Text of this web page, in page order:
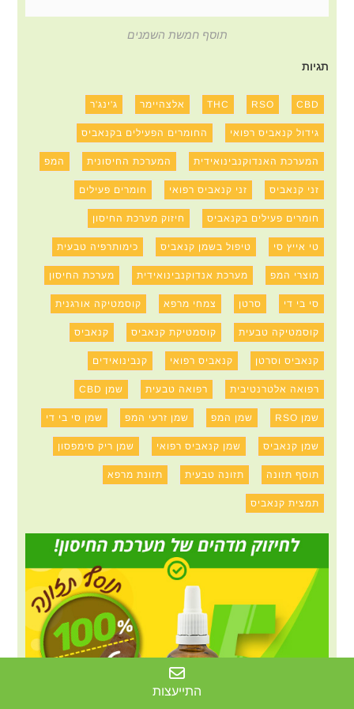
תוסף חמשת השמנים
תגיות
CBD
RSO
THC אלצהיימר ג'ינג'ר
גידול קנאביס רפואי החומרים הפעילים בקנאביס
המערכת האנדוקנבינואידית המערכת החיסונית המפ
זני קנאביס זני קנאביס רפואי חומרים פעילים
חומרים פעילים בקנאביס חיזוק מערכת החיסון
טי אייץ סי טיפול בשמן קנאביס כימותרפיה טבעית
מוצרי המפ מערכת אנדוקנבינואידית מערכת החיסון
סי בי די סרטן צמחי מרפא קוסמטיקה אורגנית
קוסמטיקה טבעית קוסמטיקת קנאביס קנאביס
קנאביס וסרטן קנאביס רפואי קנבינואידים
רפואה אלטרנטיבית רפואה טבעית שמן CBD
שמן RSO שמן המפ שמן זרעי המפ שמן סי בי די
שמן קנאביס שמן קנאביס רפואי שמן ריק סימפסון
תוסף תזונה תזונה טבעית תזונת מרפא
תמצית קנאביס
התייעצות